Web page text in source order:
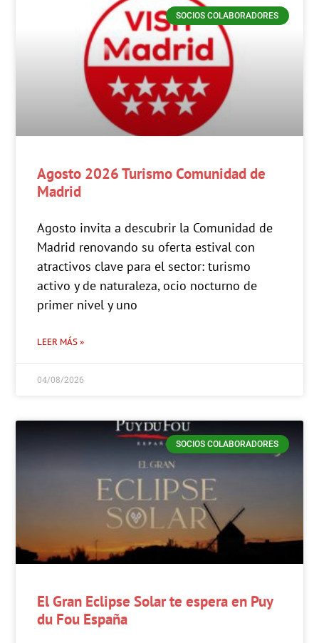
SOCIOS COLABORADORES
Agosto 2026 Turismo Comunidad de
Madrid
Agosto invita a descubrir la Comunidad de
Madrid renovando su oferta estival con
atractivos clave para el sector: turismo
activo y de naturaleza, ocio nocturno de
primer nivel y uno
LEER MÁS »
04/08/2026
SOCIOS COLABORADORES
El Gran Eclipse Solar te espera en Puy
du Fou España